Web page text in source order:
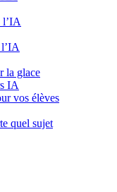
l’IA
la glace
IA
vos élèves
quel sujet